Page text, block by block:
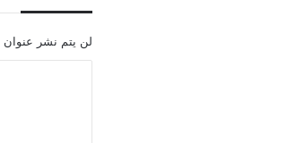
لن يتم نشر عنوان